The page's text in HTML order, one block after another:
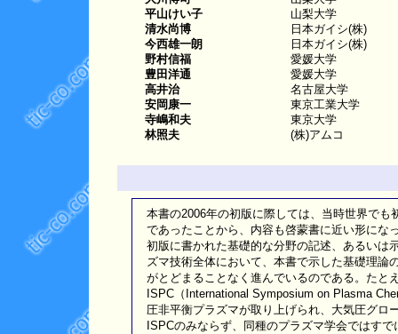
平山けい子
山梨大学
清水尚博
日本ガイシ(株)
今西雄一朗
日本ガイシ(株)
野村信福
愛媛大学
豊田洋通
愛媛大学
高井治
名古屋大学
安岡康一
東京工業大学
寺嶋和夫
東京大学
林照夫
(株)アムコ
本書の2006年の初版に際しては、当時世界で
であったことから、内容も啓蒙書に近い形にな
初版に書かれた基礎的な分野の記述、あるいは
ズマ技術全体において、本書で示した基礎理論
がとどまることなく進んでいるのである。たと
ISPC（International Symposium on Plasma
圧非平衡プラズマが取り上げられ、大気圧グロ
ISPCのみならず、同種のプラズマ学会ではす